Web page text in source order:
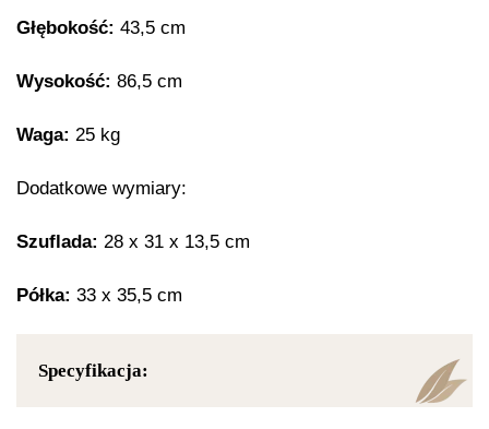
Głębokość: 43,5 cm
Wysokość: 86,5 cm
Waga: 25 kg
Dodatkowe wymiary:
Szuflada: 28 x 31 x 13,5 cm
Półka: 33 x 35,5 cm
Specyfikacja: